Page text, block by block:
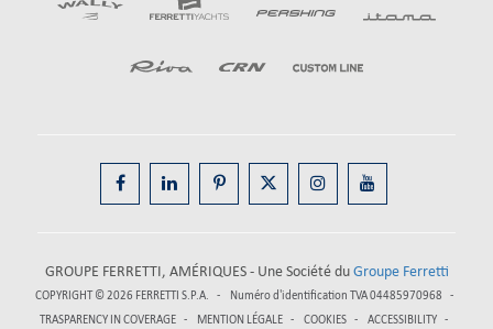
GROUPE FERRETTI, AMÉRIQUES - Une Société duGroupe Ferretti
COPYRIGHT © 2026 FERRETTI S.P.A.
Numéro d'identification TVA 04485970968
TRASPARENCY IN COVERAGE
MENTION LÉGALE COOKIES ACCESSIBILITY